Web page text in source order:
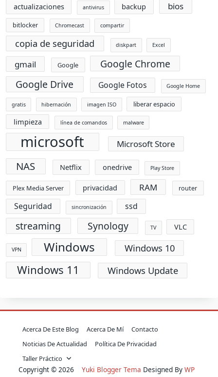
actualizaciones antivirus backup bios
bitlocker Chromecast compartir
copia de seguridad diskpart Excel
gmail Google
Google Chrome
Google Drive
Google Fotos Google Home
gratis hibernación imagen ISO liberar espacio
limpieza línea de comandos malware
microsoft Microsoft Store
NAS Netflix onedrive Play Store
Plex Media Server privacidad RAM router
Seguridad sincronización ssd
streaming Synology TV VLC
VPN Windows Windows 10
Windows 11 Windows Update
Acerca De Este Blog Acerca De Mí
Contacto
Noticias De Actualidad
Política De Privacidad
Taller Práctico
Copyright © 2026 Yuki Blogger Tema Designed By WP